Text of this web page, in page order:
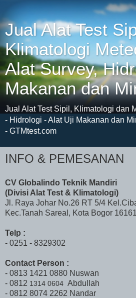
Jual Alat Test
Klimatologi
Alat Survey,
Makanan dan
Jual Alat Test Sipil, Klimatologi dan
- Hidrologi - Alat Uji Makanan dan
- GTMtest.com
INFO & PEMESANAN
CV Globalindo Teknik Mandiri
(Divisi Alat Test & Klimatologi)
Jl. Raya Johar No.26 RT 5/4
Kec.Tanah Sareal, Kota Bogor 16161
Telp :
- 0251 - 8329302
Contact Person :
- 0813 1421 0880 Nuswan
- 0812 1314 0604 Abdullah
- 0812 8074 2262 Nandar